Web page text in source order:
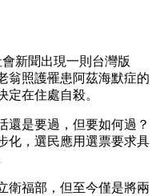
新聞出現一則台灣版
翁照護罹患阿茲海默症的
在住處自殺。
還是要過，但要如何過？
化，選民應用選票要求具
衛福部，但至今僅是將兩